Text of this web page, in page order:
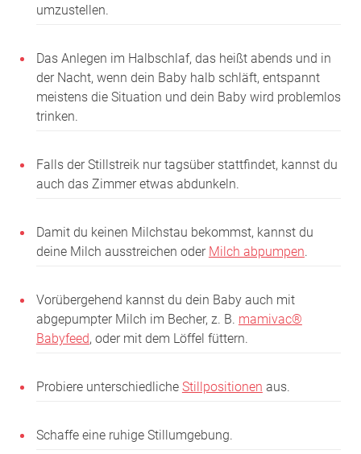
umzustellen.
Das Anlegen im Halbschlaf, das heißt abends und in
der Nacht, wenn dein Baby halb schläft, entspannt
meistens die Situation und dein Baby wird problemlos
trinken.
Falls der Stillstreik nur tagsüber stattfindet, kannst du
auch das Zimmer etwas abdunkeln.
Damit du keinen Milchstau bekommst, kannst du
deine Milch ausstreichen oder Milch abpumpen.
Vorübergehend kannst du dein Baby auch mit
abgepumpter Milch im Becher, z. B. mamivac®
Babyfeed, oder mit dem Löffel füttern.
Probiere unterschiedliche Stillpositionen aus.
Schaffe eine ruhige Stillumgebung.